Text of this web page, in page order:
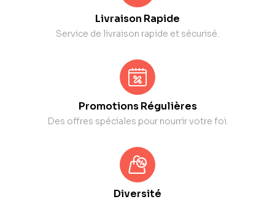
Livraison Rapide
Service de livraison rapide et sécurisé.
Promotions Régulières
Des offres spéciales pour nourrir votre foi.
Diversité